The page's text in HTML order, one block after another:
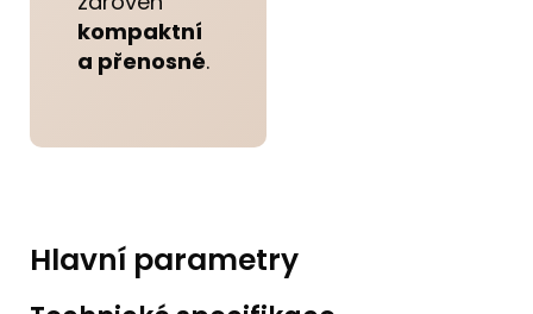
kompaktní
a přenosné.
Hlavní parametry